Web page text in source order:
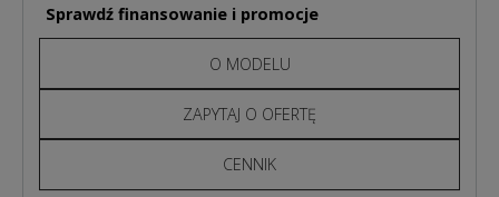
Sprawdź finansowanie i promocje
O MODELU
ZAPYTAJ O OFERTĘ
CENNIK